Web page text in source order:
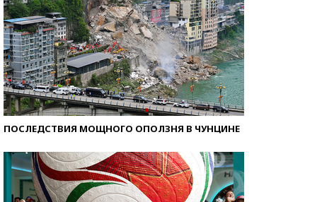
ПОСЛЕДСТВИЯ МОЩНОГО ОПОЛЗНЯ В ЧУНЦИНЕ